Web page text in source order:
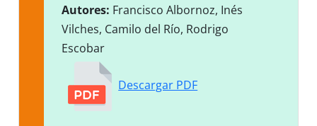
Autores: Francisco Albornoz, Inés
Vilches, Camilo del Río, Rodrigo
Escobar
Descargar PDF